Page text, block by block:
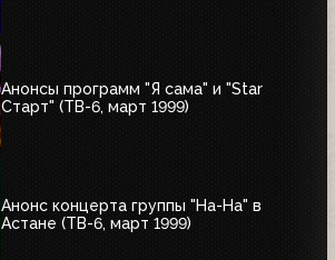
Анонсы программ "Я сама" и "Star
Старт" (ТВ-6, март 1999)
Анонс концерта группы "На-На" в
Астане (ТВ-6, март 1999)